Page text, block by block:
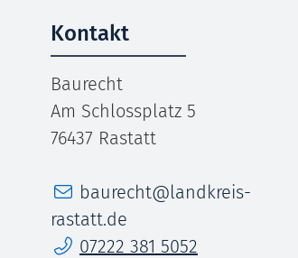
Kontakt
Baurecht
Am Schlossplatz 5
76437 Rastatt
E-Mailbaurecht@landkreis-
rastatt.de
Telefon07222 381 5052